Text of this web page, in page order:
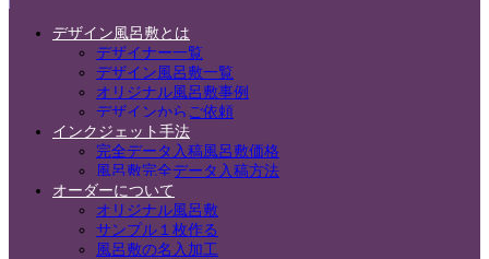
デザイン風呂敷とは
デザイナー一覧
デザイン風呂敷一覧
オリジナル風呂敷事例
デザインからご依頼
インクジェット手法
完全データ入稿風呂敷価格
風呂敷完全データ入稿方法
オーダーについて
オリジナル風呂敷
サンプル１枚作る
風呂敷の名入加工